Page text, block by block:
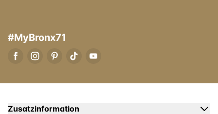
#MyBronx71
Zusatzinformation